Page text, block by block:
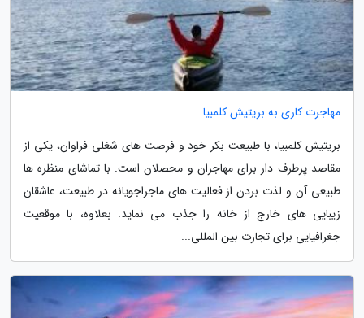
مهاجرت کاری به بریتیش کلمبیا
بریتیش کلمبیا، با طبیعت بکر خود و فرصت های شغلی فراوان، یکی از
مقاصد پرطرف دار برای مهاجران و محصلان است. با تماشای منظره ها
طبیعی آن و لذت بردن از فعالیت های ماجراجویانه در طبیعت، عاشقان
زیبایی های خارج از خانه را جذب می نماید. بعلاوه، با موقعیت
جغرافیایی برای تجارت بین المللی...